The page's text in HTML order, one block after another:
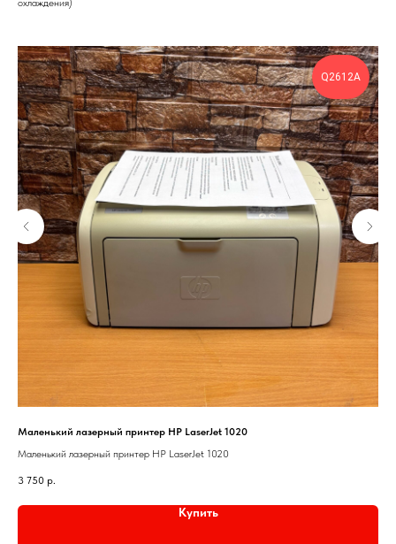
охлаждения)
Q2612A
Маленький лазерный принтер HP LaserJet 1020
Маленький лазерный принтер HP LaserJet 1020
3 750 р.
Купить